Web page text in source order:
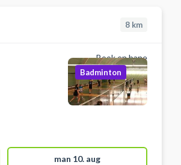
8 km
Book en bane
Badminton
man 10. aug